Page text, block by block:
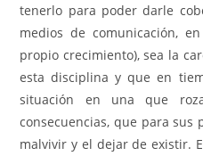
tenerlo para poder darle
medios de comunicación,
propio crecimiento), sea la
esta disciplina y que en
situación en una que
consecuencias, que para sus
malvivir y el dejar de existir.